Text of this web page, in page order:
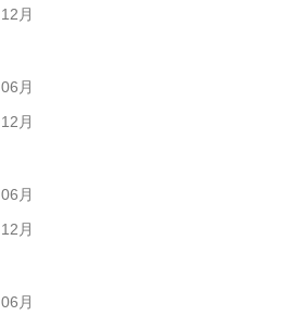
12月
06月
12月
06月
12月
06月